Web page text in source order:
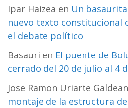
Ipar Haizea en Un
nuevo texto constitucional
el debate político
Basauri en El puente de
cerrado del 20 de julio al 4
Jose Ramon Uriarte
montaje de la estructura